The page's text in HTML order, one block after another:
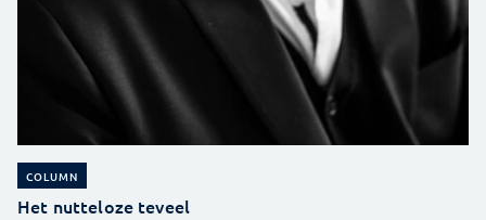
COLUMN
Het nutteloze teveel